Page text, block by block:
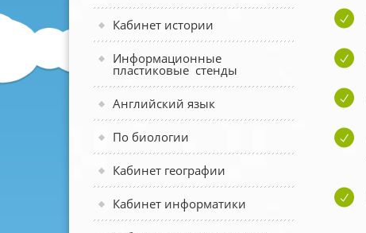
Кабинет истории
Информационные
пластиковые стенды
Английский язык
По биологии
Кабинет географии
Кабинет информатики